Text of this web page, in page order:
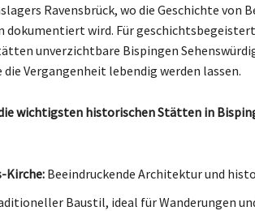
Ravensbrück, wo die Geschichte von
dokumentiert wird. Für
unverzichtbare Bispingen
Vergangenheit lebendig werden lassen.
wichtigsten historischen Stätten in
Kirche:Beeindruckende Architektur und
Baustil, ideal für Wanderungen